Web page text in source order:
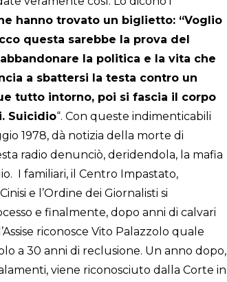
hanno trovato un biglietto: “Voglio
questa sarebbe la prova del
la politica e la vita che
a sbattersi la testa contro un
tutto intorno, poi si fascia il corpo
Suicidio“. Con queste indimenticabili
1978, dà notizia della morte di
radio denunciò, deridendola, la mafia
I familiari, il Centro Impastato,
e l’Ordine dei Giornalisti si
e finalmente, dopo anni di calvari
riconosce Vito Palazzolo quale
a 30 anni di reclusione. Un anno dopo,
viene riconosciuto dalla Corte in